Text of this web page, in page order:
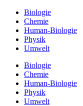
Biologie
Chemie
Human-Biologie
Physik
Umwelt
Biologie
Chemie
Human-Biologie
Physik
Umwelt